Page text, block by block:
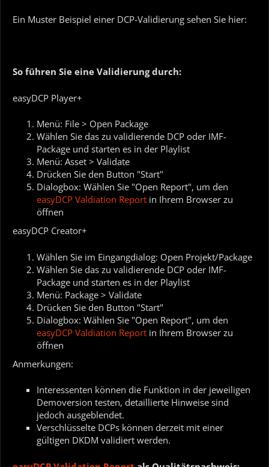
Ein Muster Beispiel einer DCP-Validierung sehen Sie hier:
So führen Sie eine Validierung durch:
easyDCP Player+
Menü: File > Open Package
Wählen Sie das zu validierende DCP oder IMF-
Package und starten es in der Playlist
Menü: Asset > Validate
Drücken Sie den Button "Start"
Dialogbox: Wählen Sie "Open Report", um den
easyDCP Valdiation Report in Ihrem Browser zu
öffnen
easyDCP Creator+
Wählen Sie im Eingangdialog: Open Projekt/Package
Wählen Sie das zu validierende DCP oder IMF-
Package und starten es in der Playlist
Menü: Package > Validate
Drücken Sie den Button "Start"
Dialogbox: Wählen Sie "Open Report", um den
easyDCP Valdiation Report in Ihrem Browser zu
öffnen
Anmerkungen:
Interessenten können die Funktion in der jeweiligen
Demoversion testen, detaillierte Hinweise sind
jedoch ausgeblendet.
Verschlüsselte DCPs können derzeit mit einer
gültigen DKDM validiert werden.